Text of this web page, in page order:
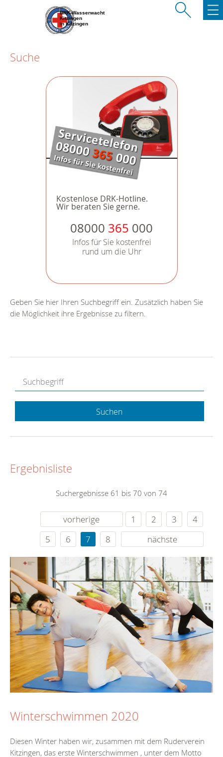
BRK-Wasserwacht
Kitzingen
in Kitzingen
Suche
Kostenlose DRK-Hotline.
Wir beraten Sie gerne.
08000 365 000
Infos für Sie kostenfrei
rund um die Uhr
Geben Sie hier Ihren Suchbegriff ein. Zusätzlich haben Sie
die Möglichkeit ihre Ergebnisse zu filtern.
Suchen
Ergebnisliste
Suchergebnisse 61 bis 70 von 74
vorherige 1 2 3
4
5
6 7 8 nächste
Winterschwimmen 2020
Diesen Winter haben wir, zusammen mit dem Ruderverein
Kitzingen, das erste Winterschwimmen , unter dem Motto